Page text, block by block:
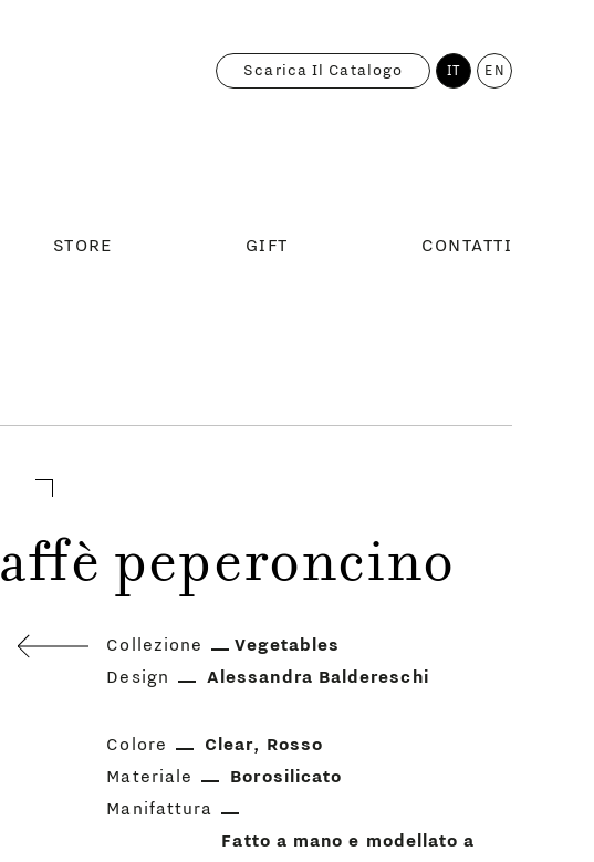
STORE GIFT CONTATTI
IT EN
Scarica Il Catalogo
peperoncino
Collezione
Vegetables
Design
Alessandra Baldereschi
Colore Clear
Rosso
Materiale
Borosilicato
Manifattura
Fatto a mano e modellato a